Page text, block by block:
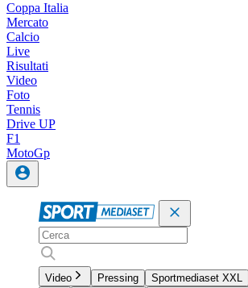
Coppa Italia
Mercato
Calcio
Live
Risultati
Video
Foto
Tennis
Drive UP
F1
MotoGp
Video Pressing Sportmediaset XXL